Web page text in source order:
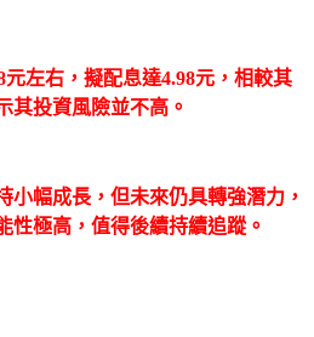
元左右，擬配息達4.98元，相較其
其投資風險並不高。
小幅成長，但未來仍具轉強潛力，
性極高，值得後續持續追蹤。